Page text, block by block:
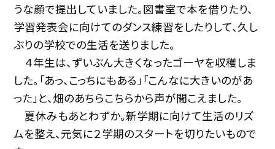
うな顔で提出していました。図書室で本を借りたり、
学習発表会に向けてのダンス練習をしたりして、久し
ぶりの学校での生活を送りました。
４年生は、ずいぶん大きくなったゴーヤを収穫しま
した。「あっ、こっちにもある」「こんなに大きいのがあ
った」と、畑のあちらこちらから声が聞こえました。
夏休みもあとわずか。新学期に向けて生活のリズ
ムを整え、元気に２学期のスタートを切りたいもので